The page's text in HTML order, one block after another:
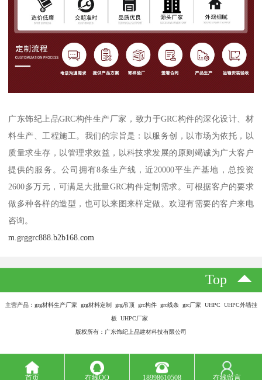
广东饰纪上品GRC构件生产厂家，致力于GRC构件的深化设计、材
料生产、工程施工。我们的宗旨是：以服务创，以市场为依托，以
质量求生存，以管理求效益，以科技求发展的原则竭诚为广大客户
提供的服务。公司拥有8条生产线，近20000平生产基地，总投资
2600多万元，可满足大批量GRC构件定制需求。可根据客户的要求
做多种各样的造型，也可以来图来样定做。欢迎有需要的客户来电
咨询。
m.grggrc888.b2b168.com
Top
主营产品：grg材料生产厂家 grg材料定制 grg吊顶 grc构件 grc线条 grc厂家 UHPC UHPC外墙挂
板 UHPC厂家
版权所有：广东饰纪上品建材科技有限公司
首页 在线QQ 18998610508 在线留言